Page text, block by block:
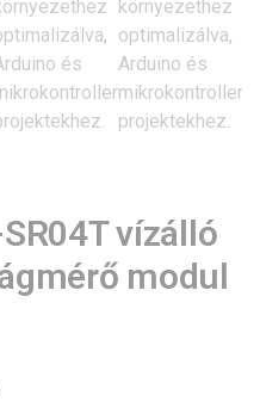
vízálló
modul